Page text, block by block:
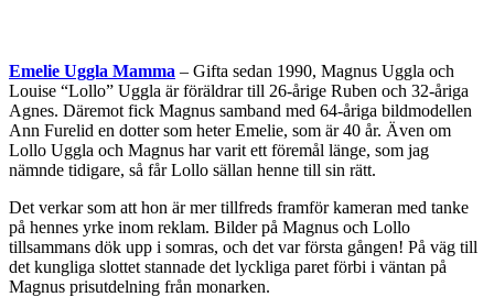
Emelie Uggla Mamma – Gifta sedan 1990, Magnus Uggla och
Louise “Lollo” Uggla är föräldrar till 26-årige Ruben och 32-åriga
Agnes. Däremot fick Magnus samband med 64-åriga bildmodellen
Ann Furelid en dotter som heter Emelie, som är 40 år. Även om
Lollo Uggla och Magnus har varit ett föremål länge, som jag
nämnde tidigare, så får Lollo sällan henne till sin rätt.
Det verkar som att hon är mer tillfreds framför kameran med tanke
på hennes yrke inom reklam. Bilder på Magnus och Lollo
tillsammans dök upp i somras, och det var första gången! På väg till
det kungliga slottet stannade det lyckliga paret förbi i väntan på
Magnus prisutdelning från monarken.